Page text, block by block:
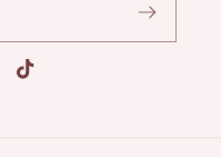
TikTok